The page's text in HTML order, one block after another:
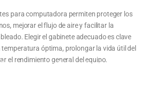
para computadora permiten proteger los
mejorar el flujo de aire y facilitar la
Elegir el gabinete adecuado es clave
óptima, prolongar la vida útil del
el rendimiento general del equipo.
gamer, compactos y de alto rendimiento